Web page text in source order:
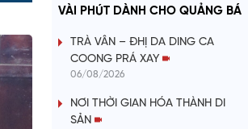
a
y
i
VÀI PHÚT DÀNH CHO QUẢNG BÁ
TRÀ VÂN – ĐHỊ DA DING CA
COONG PRÁ XAY
06/08/2026
NƠI THỜI GIAN HÓA THÀNH DI
SẢN